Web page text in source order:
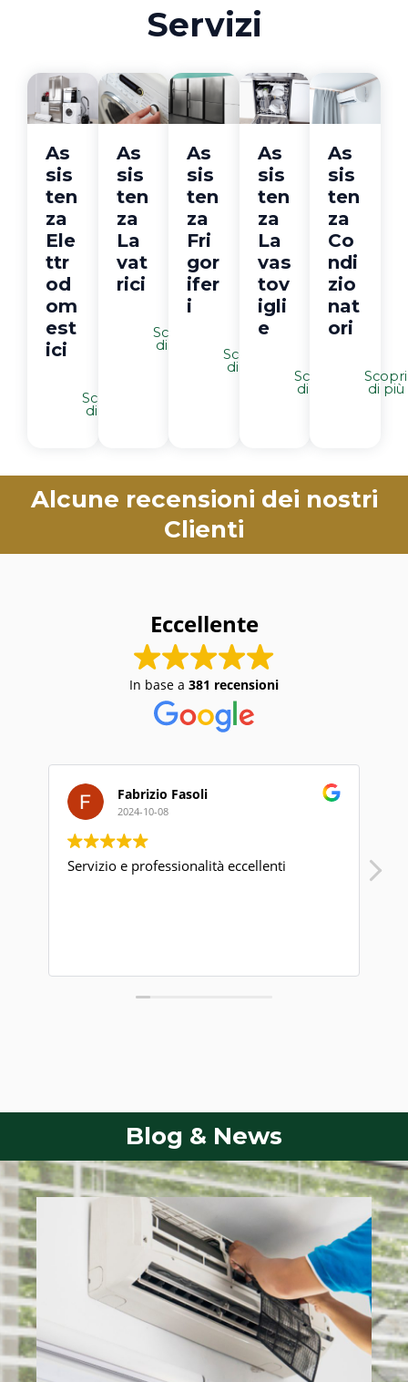
Servizi
As
sis
ten
za
Ele
ttr
od
om
est
ici
Scopri
di più
As
sis
ten
za
La
vat
rici
Scopri
di più
As
sis
ten
za
Fri
gor
ifer
i
Scopri
di più
As
sis
ten
za
La
vas
tov
igli
e
Scopri
di più
As
sis
ten
za
Co
ndi
zio
nat
ori
Scopri
di più
Alcune recensioni dei nostri
Clienti
Eccellente
In base a 381 recensioni
eccellenti
Mauro Carlieri
Puntuali, seri, professionali
Blog & News